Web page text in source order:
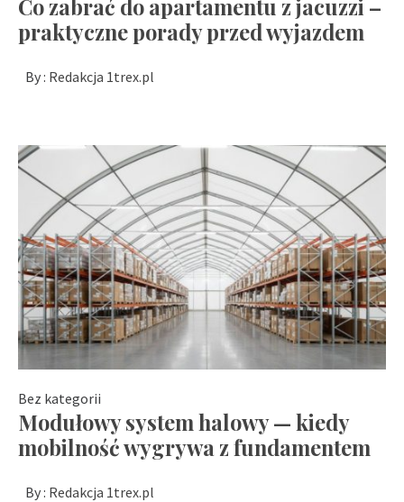
Co zabrać do apartamentu z jacuzzi –
praktyczne porady przed wyjazdem
By : Redakcja 1trex.pl
Bez kategorii
Modułowy system halowy — kiedy
mobilność wygrywa z fundamentem
By : Redakcja 1trex.pl